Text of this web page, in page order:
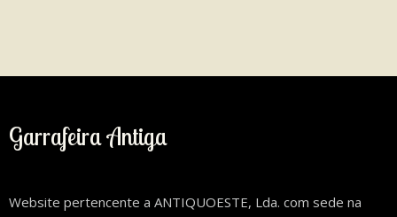
Garrafeira Antiga
Website pertencente a ANTIQUOESTE, Lda. com sede na